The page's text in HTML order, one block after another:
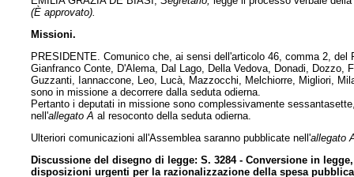
(È approvato).
Missioni.
PRESIDENTE. Comunico che, ai sensi dell'articolo 46, comma 2,
Gianfranco Conte, D'Alema, Dal Lago, Della Vedova, Donadi,
Guzzanti, Iannaccone, Leo, Lucà, Mazzocchi, Melchiorre, Migliori,
sono in missione a decorrere dalla seduta odierna.
Pertanto i deputati in missione sono complessivamente
nell'allegato A al resoconto della seduta odierna.
Ulteriori comunicazioni all'Assemblea saranno pubblicate nell'allegato
Discussione del disegno di legge: S. 3284 - Conversione in
disposizioni urgenti per la razionalizzazione della spesa pubblica